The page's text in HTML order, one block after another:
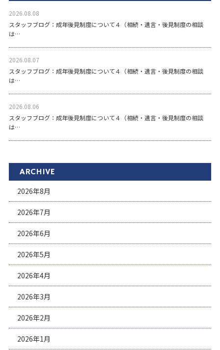
2026.08.08
スタッフブログ：成年後見制度について４（相続・遺言・後見制度の相談
は…
2026.08.07
スタッフブログ：成年後見制度について４（相続・遺言・後見制度の相談
は…
2026.08.06
スタッフブログ：成年後見制度について４（相続・遺言・後見制度の相談
は…
ARCHIVE
2026年8月
2026年7月
2026年6月
2026年5月
2026年4月
2026年3月
2026年2月
2026年1月